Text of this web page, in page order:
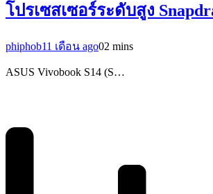
โปรเซสเซอร์ระดับสูง
phiphob11 เดือน ago02 mins
ASUS Vivobook S14 (S…